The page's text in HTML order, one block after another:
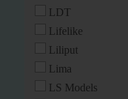
LDT
Lifelike
Liliput
Lima
LS Models